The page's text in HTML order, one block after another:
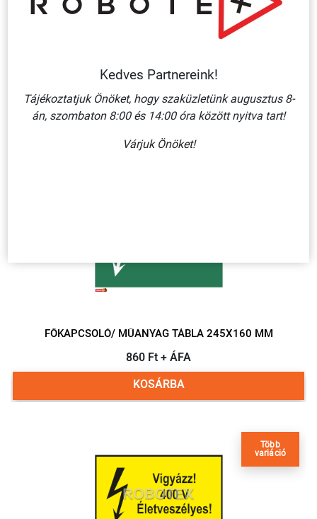
VIGYÁZZ! NAGYFESZÜLTSÉG! ÉLETVESZÉLYES!/ MŰANYAG
910 Ft + ÁFA
KOSÁRBA
FŐKAPCSOLÓ/ MŰANYAG TÁBLA 245X160 MM
860 Ft + ÁFA
KOSÁRBA
Több
variáció
Kedves Partnereink!
Tájékoztatjuk Önöket, hogy szaküzletünk augusztus 8-
án, szombaton 8:00 és 14:00 óra között nyitva tart!
Várjuk Önöket!